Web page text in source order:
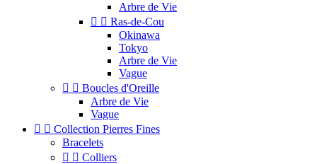
Arbre de Vie
  Ras-de-Cou
Okinawa
Tokyo
Arbre de Vie
Vague
  Boucles d'Oreille
Arbre de Vie
Vague
  Collection Pierres Fines
Bracelets
  Colliers